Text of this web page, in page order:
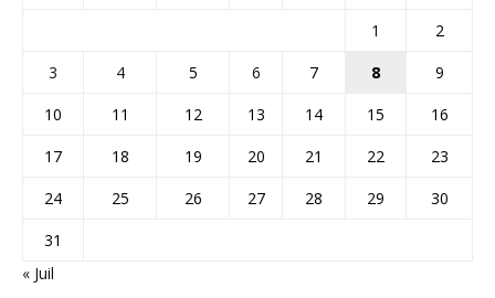
1
2
3
4 5 6 7 8
9
10
11 12 13 14 15
16
17
18 19 20 21 22
23
24
25 26 27 28 29
30
31
« Juil